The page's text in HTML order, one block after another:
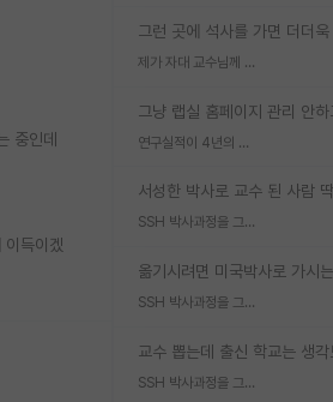
제가 자대 교수님께 무례하게 행동한 걸까요?
연구실적이 4년의 공백이 있는거 어떻게 생각하냐
SSH 박사과정을 그만두고 지방대 박사로 옮기면 교수의 꿈은 끝일까요?
SSH 박사과정을 그만두고 지방대 박사로 옮기면 교수의 꿈은 끝일까요?
SSH 박사과정을 그만두고 지방대 박사로 옮기면 교수의 꿈은 끝일까요?
중인데
득이겠